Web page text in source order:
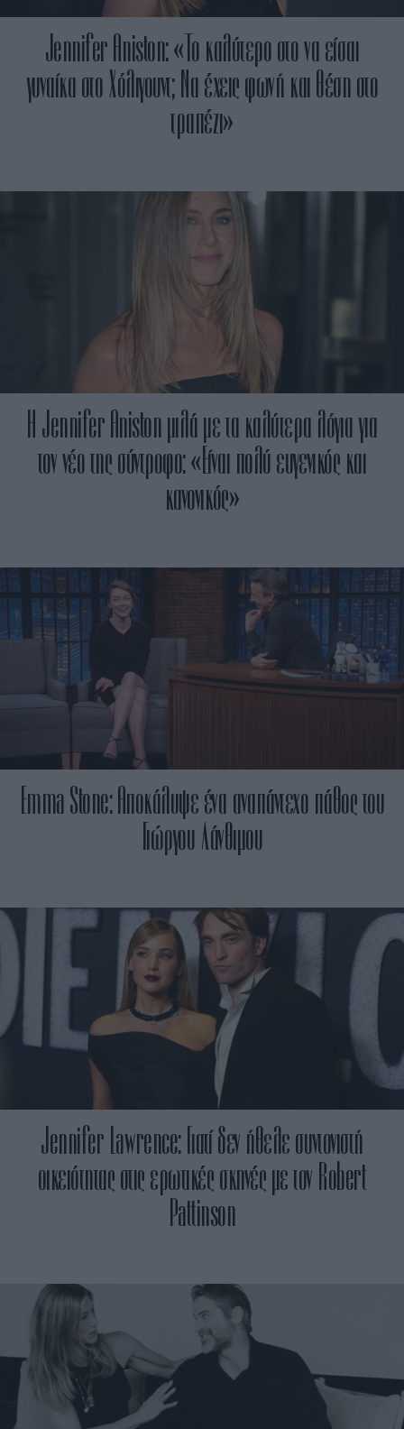
Jennifer Aniston: «Το καλύτερο στο να είσαι
γυναίκα στο Χόλιγουντ; Να έχεις φωνή και θέση στο
τραπέζι»
Η Jennifer Aniston μιλά με τα καλύτερα λόγια για
τον νέο της σύντροφο: «Είναι πολύ ευγενικός και
κανονικός»
Emma Stone: Αποκάλυψε ένα αναπάντεχο πάθος του
Γιώργου Λάνθιμου
Jennifer Lawrence: Γιατί δεν ήθελε συντονιστή
οικειότητας στις ερωτικές σκηνές με τον Robert
Pattinson